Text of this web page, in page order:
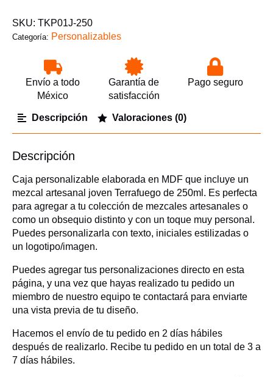
SKU: TKP01J-250
Categoría: Personalizables
Envío a todo
México
Garantía de
satisfacción
Pago seguro
Descripción Valoraciones (0)
Descripción
Caja personalizable elaborada en MDF que incluye un
mezcal artesanal joven Terrafuego de 250ml. Es perfecta
para agregar a tu colección de mezcales artesanales o
como un obsequio distinto y con un toque muy personal.
Puedes personalizarla con texto, iniciales estilizadas o
un logotipo/imagen.
Puedes agregar tus personalizaciones directo en esta
página, y una vez que hayas realizado tu pedido un
miembro de nuestro equipo te contactará para enviarte
una vista previa de tu diseño.
Hacemos el envío de tu pedido en 2 días hábiles
después de realizarlo. Recibe tu pedido en un total de 3 a
7 días hábiles.